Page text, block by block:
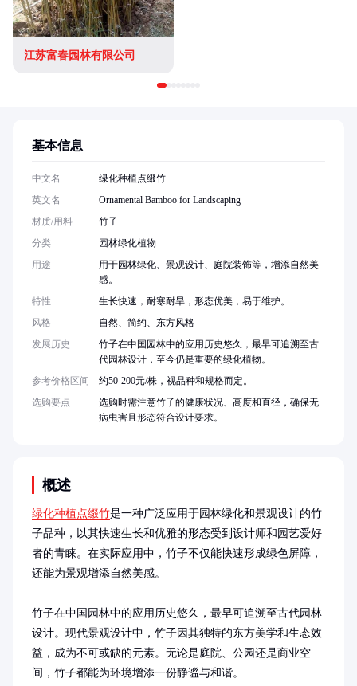
江苏富春园林有限公司
概述
绿化种植点缀竹是一种广泛应用于园林绿化和景观设计的竹
子品种，以其快速生长和优雅的形态受到设计师和园艺爱好
者的青睐。在实际应用中，竹子不仅能快速形成绿色屏障，
还能为景观增添自然美感。
竹子在中国园林中的应用历史悠久，最早可追溯至古代园林
设计。现代景观设计中，竹子因其独特的东方美学和生态效
益，成为不可或缺的元素。无论是庭院、公园还是商业空
间，竹子都能为环境增添一份静谧与和谐。
基本信息
中文名
绿化种植点缀竹
英文名
Ornamental Bamboo for Landscaping
材质/用料
竹子
分类
园林绿化植物
用途
用于园林绿化、景观设计、庭院装饰等，增添自然美
感。
特性
生长快速，耐寒耐旱，形态优美，易于维护。
风格
自然、简约、东方风格
发展历史
竹子在中国园林中的应用历史悠久，最早可追溯至古
代园林设计，至今仍是重要的绿化植物。
参考价格区间
约50-200元/株，视品种和规格而定。
选购要点
选购时需注意竹子的健康状况、高度和直径，确保无
病虫害且形态符合设计要求。